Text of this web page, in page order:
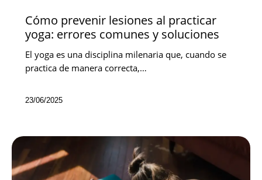
Cómo prevenir lesiones al practicar
yoga: errores comunes y soluciones
El yoga es una disciplina milenaria que, cuando se
practica de manera correcta,…
23/06/2025